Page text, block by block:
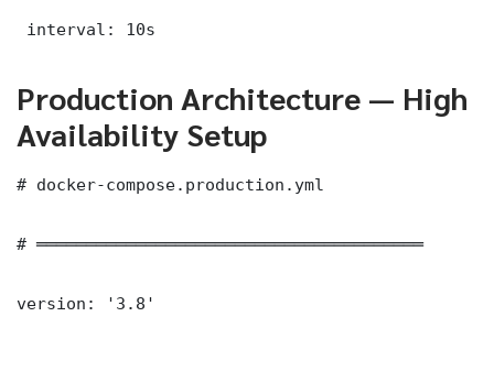
interval: 10s
Production Architecture — High
Availability Setup
# docker-compose.production.yml
# ═══════════════════════════════════════
version: '3.8'